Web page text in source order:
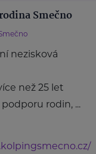
Smečno
nezisková
než 25 let
rodin, ...